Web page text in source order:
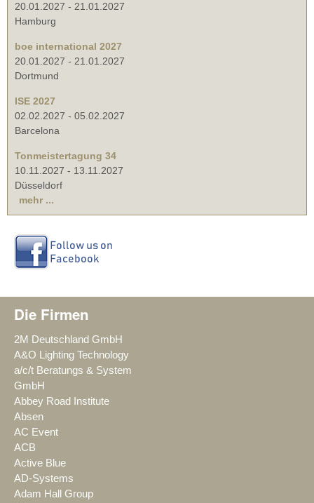
20.01.2027 - 21.01.2027
Hamburg
boe international 2027
20.01.2027 - 21.01.2027
Dortmund
ISE 2027
02.02.2027 - 05.02.2027
Barcelona
Tonmeistertagung 34
10.11.2027 - 13.11.2027
Düsseldorf
mehr ...
Die Firmen
2M Deutschland GmbH
A&O Lighting Technology
a/c/t Beratungs & System
GmbH
Abbey Road Institute
Absen
AC Event
ACB
Active Blue
AD-Systems
Adam Hall Group